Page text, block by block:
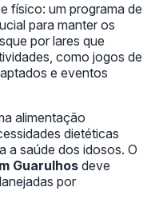
físico: um programa de
para manter os
por lares que
como jogos de
e eventos
alimentação
dietéticas
a saúde dos idosos. O
Guarulhosdeve
por